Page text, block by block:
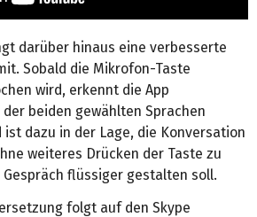
darüber hinaus eine verbesserte
Sobald die Mikrofon-Taste
wird, erkennt die App
beiden gewählten Sprachen
ist dazu in der Lage, die Konversation
weiteres Drücken der Taste zu
flüssiger gestalten soll.
folgt auf den Skype